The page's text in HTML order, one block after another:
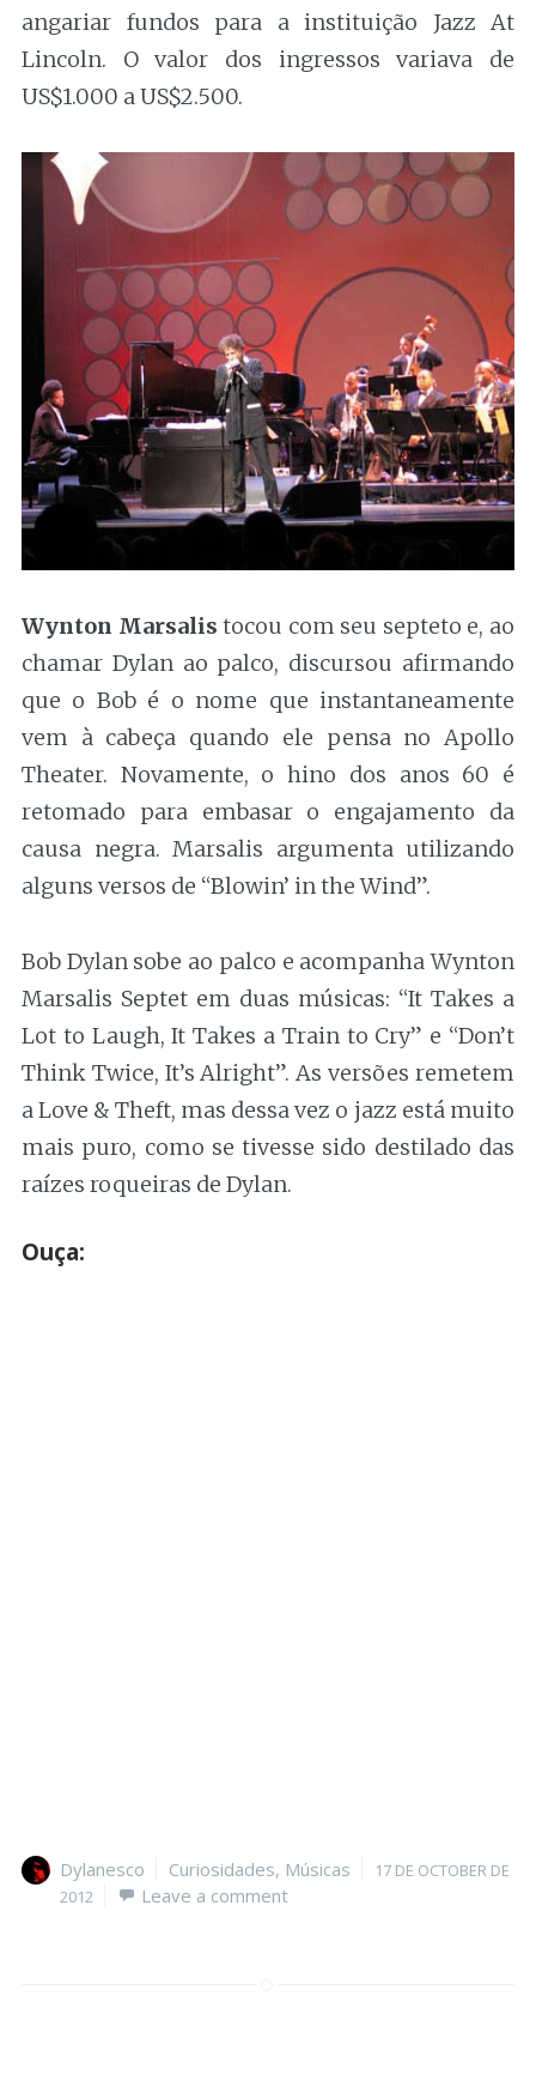
angariar fundos para a instituição Jazz At
Lincoln. O valor dos ingressos variava de
US$1.000 a US$2.500.
Wynton Marsalis tocou com seu septeto e, ao
chamar Dylan ao palco, discursou afirmando
que o Bob é o nome que instantaneamente
vem à cabeça quando ele pensa no Apollo
Theater. Novamente, o hino dos anos 60 é
retomado para embasar o engajamento da
causa negra. Marsalis argumenta utilizando
alguns versos de “Blowin’ in the Wind”.
Bob Dylan sobe ao palco e acompanha Wynton
Marsalis Septet em duas músicas: “It Takes a
Lot to Laugh, It Takes a Train to Cry” e “Don’t
Think Twice, It’s Alright”. As versões remetem
a Love & Theft, mas dessa vez o jazz está muito
mais puro, como se tivesse sido destilado das
raízes roqueiras de Dylan.
Ouça:
Author
Dylanesco Categories
Curiosidades, Músicas
Posted
17 DE OCTOBER DE
2012
Leave a comment